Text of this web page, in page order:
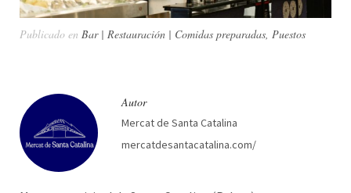
Publicado en Bar | Restauración | Comidas preparadas Puestos
Autor
Mercat de Santa Catalina
mercatdesantacatalina.com/